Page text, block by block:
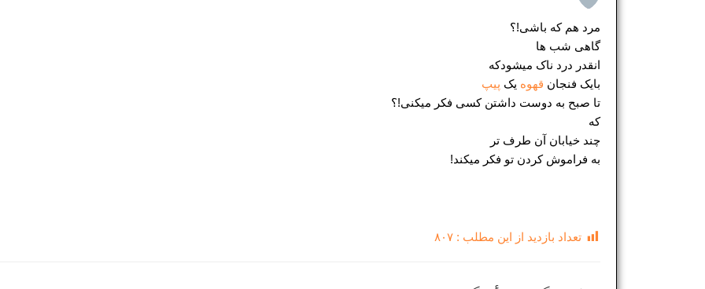
مرد هم که باشی!؟
گاهی شب ها
انقدر درد ناک میشودکه
بایک فنجان قهوه یک پیپ
تا صبح به دوست داشتن کسی فکر میکنی!؟
که
چند خیابان آن طرف تر
به فراموش کردن تو فکر میکند!
تعداد بازدید از این مطلب : ۸۰۷